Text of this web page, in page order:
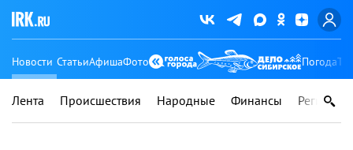
Новости СтатьиАфишаФото Погода
Лента Происшествия Народные Финансы Регионы